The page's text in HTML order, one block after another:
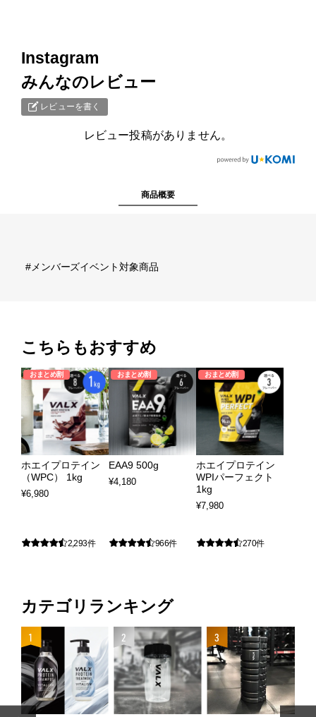
VALX GYM
各種ポリシー
特定商取引法に基づく表記
ふるさとチョイス
ふるなび
法人様向け
運営会社
VALX GYM
Instagram
みんなのレビュー
レビューを書く
レビュー投稿がありません。
商品概要
#メンバーズイベント対象商品
こちらもおすすめ
おまとめ割
ホエイプロテイン
（WPC） 1kg
¥6,980
2,293件
おまとめ割
EAA9 500g
¥4,180
966件
おまとめ割
ホエイプロテイン
WPIパーフェクト
1kg
¥7,980
270件
カテゴリランキング
1 2 3